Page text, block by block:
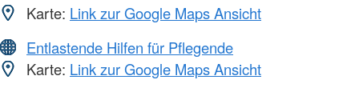
Karte: Link zur Google Maps Ansicht
Entlastende Hilfen für Pflegende
Karte: Link zur Google Maps Ansicht